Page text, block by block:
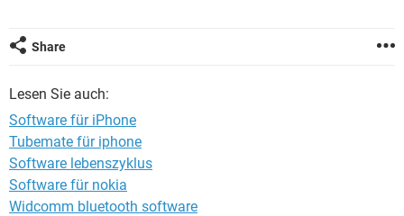
Share
Lesen Sie auch:
Software für iPhone
Tubemate für iphone
Software lebenszyklus
Software für nokia
Widcomm bluetooth software